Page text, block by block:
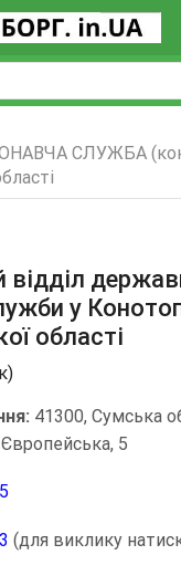
СЛУЖБА
у
області
41300, Сумська
5
(для виклику